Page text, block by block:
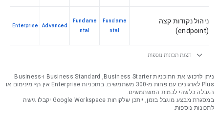
ניהול נקודות קצה
(endpoint)
Fundame
ntal
Fundame
ntal
Advanced
Enterprise
expand_more הצגת תכונות נוספות
ניתן לרכוש את התוכניות Business Starter‏, Business Standard‏ ו-Business
Plus לארגונים עם פחות מ-300 משתמשים. בתוכניות Enterprise אין רף מינימום או
הגבלה כלשהי לכמות המשתמשים.
במסגרת מבצע מוגבל בזמן, ייתכן שלקוחות Google Workspace יקבלו גישה
לתכונות נוספות.